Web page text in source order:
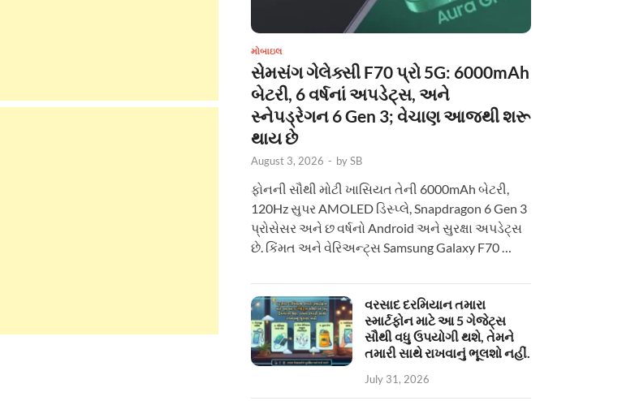
મોબાઇલ
સેમસંગ ગેલેક્સી F70 પ્રો 5G: 6000mAh
બેટરી, 6 વર્ષનાં અપડેટ્સ, અને
સ્નેપડ્રેગન 6 Gen 3; વેચાણ આજથી શરૂ
થાય છે
August 3, 2026 - bySB
ફોનની સૌથી મોટી ખાસિયત તેની 6000mAh બેટરી,
120Hz સુપર AMOLED ડિસ્પ્લે, Snapdragon 6 Gen 3
પ્રોસેસર અને છ વર્ષનો Android અને સુરક્ષા અપડેટ્સ
છે. કિંમત અને વેરિઅન્ટ્સ Samsung Galaxy F70 …
વરસાદ દરમિયાન તમારા
સ્માર્ટફોન માટે આ 5 ગેજેટ્સ
સૌથી વધુ ઉપયોગી થશે, તેમને
તમારી સાથે રાખવાનું ભૂલશો નહીં.
July 31, 2026